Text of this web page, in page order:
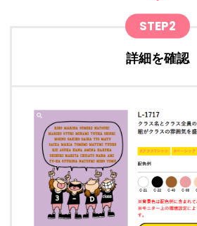
STEP2
詳細を確認